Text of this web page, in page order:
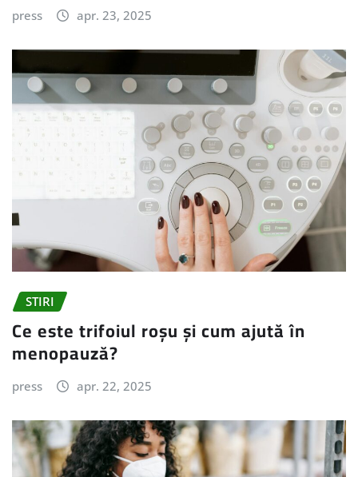
press apr. 23, 2025
STIRI
Ce este trifoiul roșu și cum ajută în
menopauză?
press apr. 22, 2025